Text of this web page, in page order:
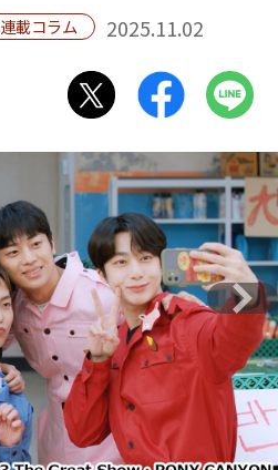
連載コラム 2025.11.02